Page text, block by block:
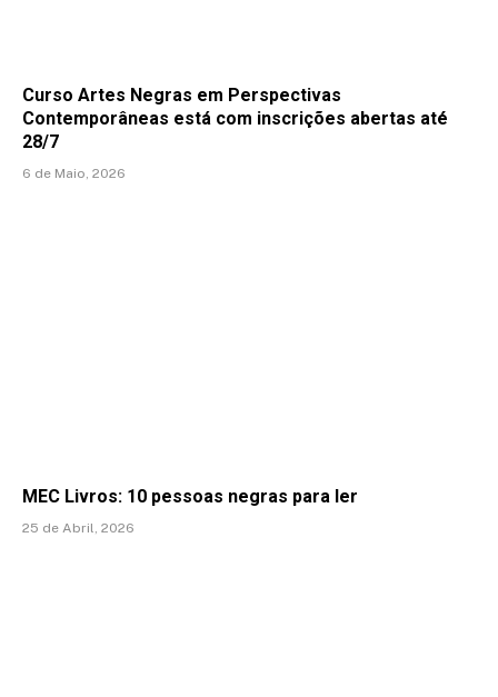
Curso Artes Negras em Perspectivas
Contemporâneas está com inscrições abertas até
28/7
6 de Maio, 2026
MEC Livros: 10 pessoas negras para ler
25 de Abril, 2026